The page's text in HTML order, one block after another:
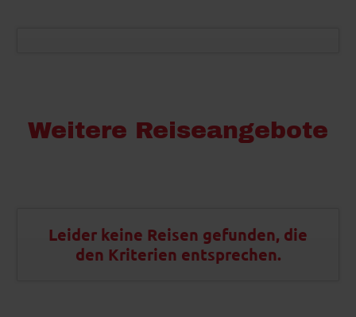
Weitere Reiseangebote
Leider keine Reisen gefunden, die
den Kriterien entsprechen.